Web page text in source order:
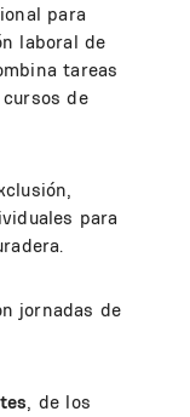
para
laboral de
tareas
de
para
jornadas de
, de los